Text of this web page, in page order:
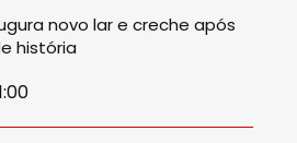
novo lar e creche após
história